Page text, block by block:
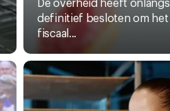
definitief besloten om het
fiscaal...